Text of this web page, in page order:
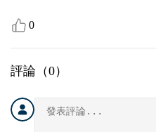
0
評論（0）